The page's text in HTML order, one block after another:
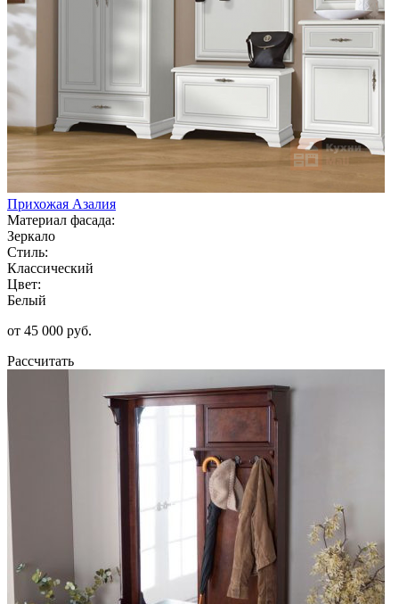
Прихожая Азалия
Материал фасада:
Зеркало
Стиль:
Классический
Цвет:
Белый
от 45 000 руб.
Рассчитать